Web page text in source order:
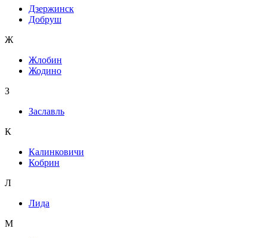
Дзержинск
Добруш
Ж
Жлобин
Жодино
З
Заславль
К
Калинковичи
Кобрин
Л
Лида
М